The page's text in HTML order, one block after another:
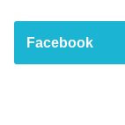
Facebook